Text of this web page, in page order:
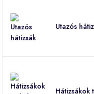
Utazós
Hátizsákok